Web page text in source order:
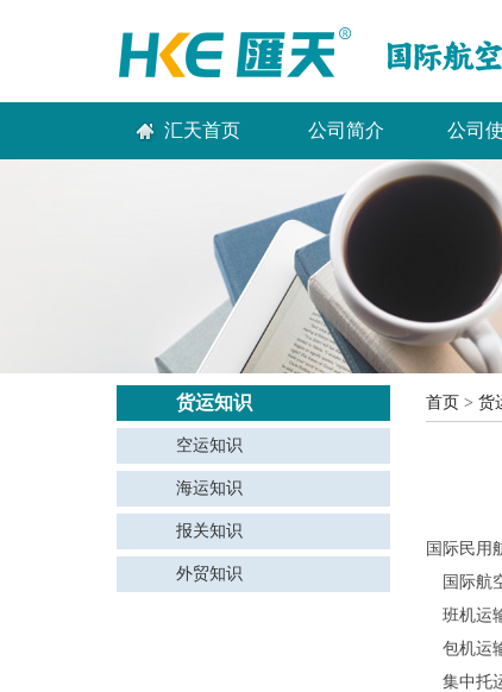
汇天首页 公司简介 公司
货运知识
空运知识
海运知识
报关知识
外贸知识
首页 > 货
国际民用
国际航
班机运
包机运
集中托